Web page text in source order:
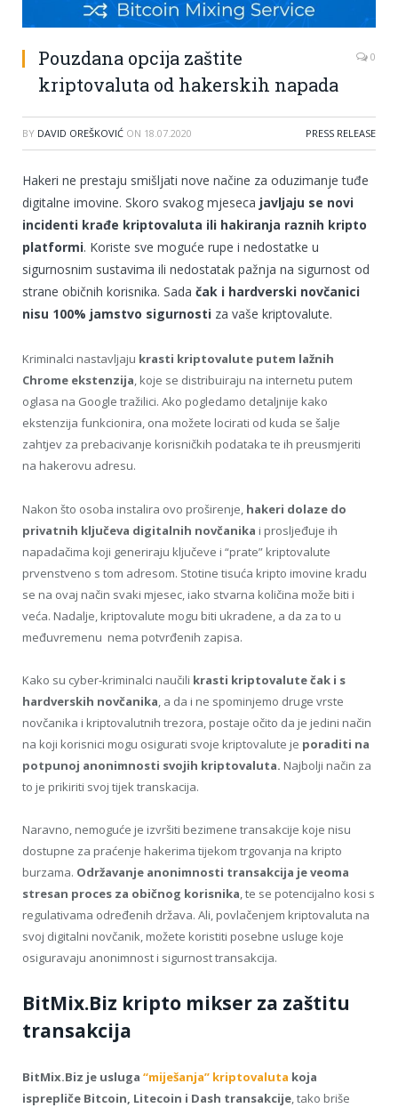
Pouzdana opcija zaštite
kriptovaluta od hakerskih napada
0
BY DAVID OREŠKOVIĆ ON 18.07.2020 PRESS RELEASE
Hakeri ne prestaju smišljati nove načine za oduzimanje tuđe
digitalne imovine. Skoro svakog mjeseca javljaju se novi
incidenti krađe kriptovaluta ili hakiranja raznih kripto
platformi. Koriste sve moguće rupe i nedostatke u
sigurnosnim sustavima ili nedostatak pažnja na sigurnost od
strane običnih korisnika. Sada čak i hardverski novčanici
nisu 100% jamstvo sigurnosti za vaše kriptovalute.
Kriminalci nastavljaju krasti kriptovalute putem lažnih
Chrome ekstenzija, koje se distribuiraju na internetu putem
oglasa na Google tražilici. Ako pogledamo detaljnije kako
ekstenzija funkcionira, ona možete locirati od kuda se šalje
zahtjev za prebacivanje korisničkih podataka te ih preusmjeriti
na hakerovu adresu.
Nakon što osoba instalira ovo proširenje, hakeri dolaze do
privatnih ključeva digitalnih novčanika i prosljeđuje ih
napadačima koji generiraju ključeve i “prate” kriptovalute
prvenstveno s tom adresom. Stotine tisuća kripto imovine kradu
se na ovaj način svaki mjesec, iako stvarna količina može biti i
veća. Nadalje, kriptovalute mogu biti ukradene, a da za to u
međuvremenu nema potvrđenih zapisa.
Kako su cyber-kriminalci naučili krasti kriptovalute čak i s
hardverskih novčanika, a da i ne spominjemo druge vrste
novčanika i kriptovalutnih trezora, postaje očito da je jedini način
na koji korisnici mogu osigurati svoje kriptovalute je poraditi na
potpunoj anonimnosti svojih kriptovaluta. Najbolji način za
to je prikiriti svoj tijek transkacija.
Naravno, nemoguće je izvršiti bezimene transakcije koje nisu
dostupne za praćenje hakerima tijekom trgovanja na kripto
burzama. Održavanje anonimnosti transakcija je veoma
stresan proces za običnog korisnika, te se potencijalno kosi s
regulativama određenih država. Ali, povlačenjem kriptovaluta na
svoj digitalni novčanik, možete koristiti posebne usluge koje
osiguravaju anonimnost i sigurnost transakcija.
BitMix.Biz kripto mikser za zaštitu
transakcija
BitMix.Biz je usluga “miješanja” kriptovaluta koja
isprepliče Bitcoin, Litecoin i Dash transakcije, tako briše